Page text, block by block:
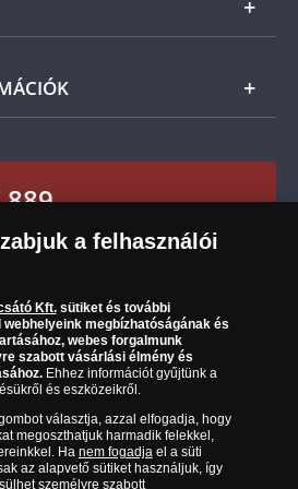
időközben kifizette a
visszatérítjük Önnek.
értéke
889
hétfőtől csütörtökig 9.00 és 17.00
9.00 és 15.00 óra között)
a felhasználói
Kft.sütiket és további
megbízhatóságának és
webes forgalmunk
szabott vásárlási élmény és
Ehhez információt gyűjtünk a
és eszközeikről.
választja, azzal elfogadja, hogy
megoszthatjuk harmadik felekkel,
Ha nem fogadjael a süti
az alapvető sütiket használjuk, így
személyre szabott